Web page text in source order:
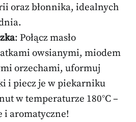
oraz błonnika, idealnych
: Połącz masło
owsianymi, miodem
orzechami, uformuj
i piecz je w piekarniku
w temperaturze 180°C –
i aromatyczne!